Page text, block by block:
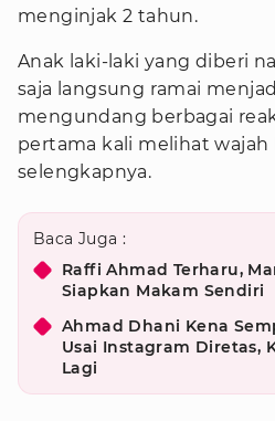
menginjak 2 tahun.
Anak laki-laki yang diberi
saja langsung ramai
mengundang berbagai
pertama kali melihat wajah
selengkapnya.
Baca Juga :
Raffi Ahmad Terharu,
Siapkan Makam Sendiri
Ahmad Dhani Kena
Usai Instagram Diretas,
Lagi